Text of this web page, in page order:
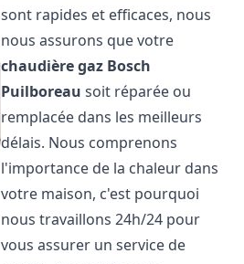
sont rapides et efficaces, nous
nous assurons que votre
chaudière gaz Bosch
Puilboreau soit réparée ou
remplacée dans les meilleurs
délais. Nous comprenons
l'importance de la chaleur dans
votre maison, c'est pourquoi
nous travaillons 24h/24 pour
vous assurer un service de